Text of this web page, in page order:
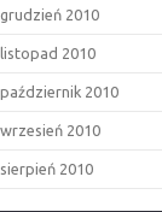
grudzień 2010
listopad 2010
październik 2010
wrzesień 2010
sierpień 2010